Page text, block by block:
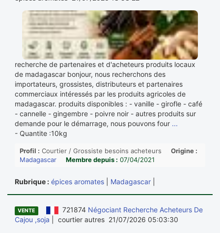
recherche de partenaires et d'acheteurs produits locaux
de madagascar bonjour, nous recherchons des
importateurs, grossistes, distributeurs et partenaires
commerciaux intéressés par les produits agricoles de
madagascar. produits disponibles : - vanille - girofle - café
- cannelle - gingembre - poivre noir - autres produits sur
demande pour le démarrage, nous pouvons four ...
- Quantite :10kg
Profil : Courtier / Grossiste besoins acheteurs
Origine :
Madagascar
Membre depuis : 07/04/2021
Rubrique : épices aromates Madagascar
VENTE 721874 Négociant Recherche Acheteurs De
Cajou ,soja | courtier autres 21/07/2026 05:03:30